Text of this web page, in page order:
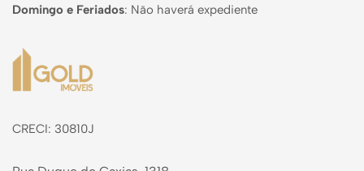
Domingo e Feriados: Não haverá expediente
Página inicial
CRECI: 30810J